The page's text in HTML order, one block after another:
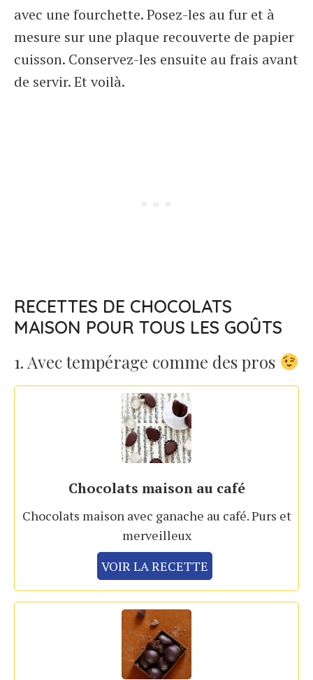
avec une fourchette. Posez-les au fur et à
mesure sur une plaque recouverte de papier
cuisson. Conservez-les ensuite au frais avant
de servir. Et voilà.
RECETTES DE CHOCOLATS
MAISON POUR TOUS LES GOÛTS
1. Avec tempérage comme des pros
Chocolats maison au café
Chocolats maison avec ganache au café. Purs et
merveilleux
VOIR LA RECETTE